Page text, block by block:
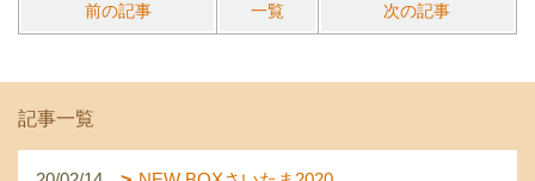
前の記事 一覧 次の記事
記事一覧